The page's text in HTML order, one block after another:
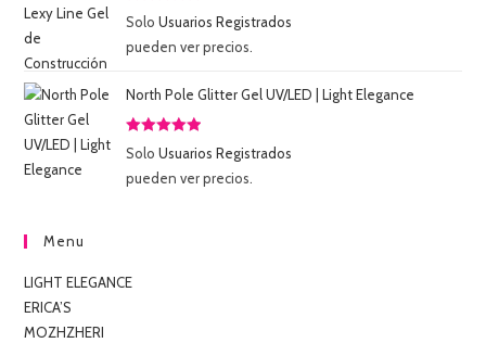
Valorado
5
SoloUsuarios Registrados
pueden ver precios.
North Pole Glitter Gel UV/LED | Light Elegance
Valorado
5
SoloUsuarios Registrados
pueden ver precios.
Menu
LIGHT ELEGANCE
ERICA’S
MOZHZHERI